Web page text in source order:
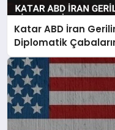
Katar ABD İran
Diplomatik